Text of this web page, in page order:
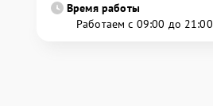
Время работы
Работаем с 09:00 до 21:00